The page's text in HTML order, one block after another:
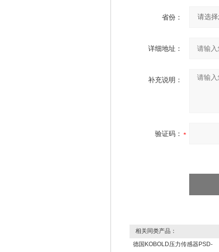
省份：
详细地址：
补充说明：
验证码：
相关同类产品：
德国KOBOLD压力传感器PSD-